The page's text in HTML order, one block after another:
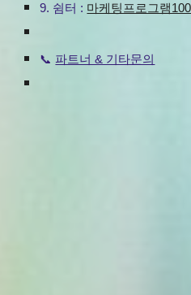
9. 쉼터 : 마케팅프로그램
📞 파트너 & 기타문의